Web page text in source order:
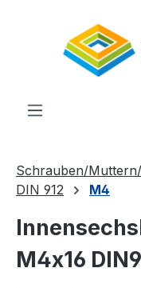
Schrauben/
DIN 912
M4
M4x16